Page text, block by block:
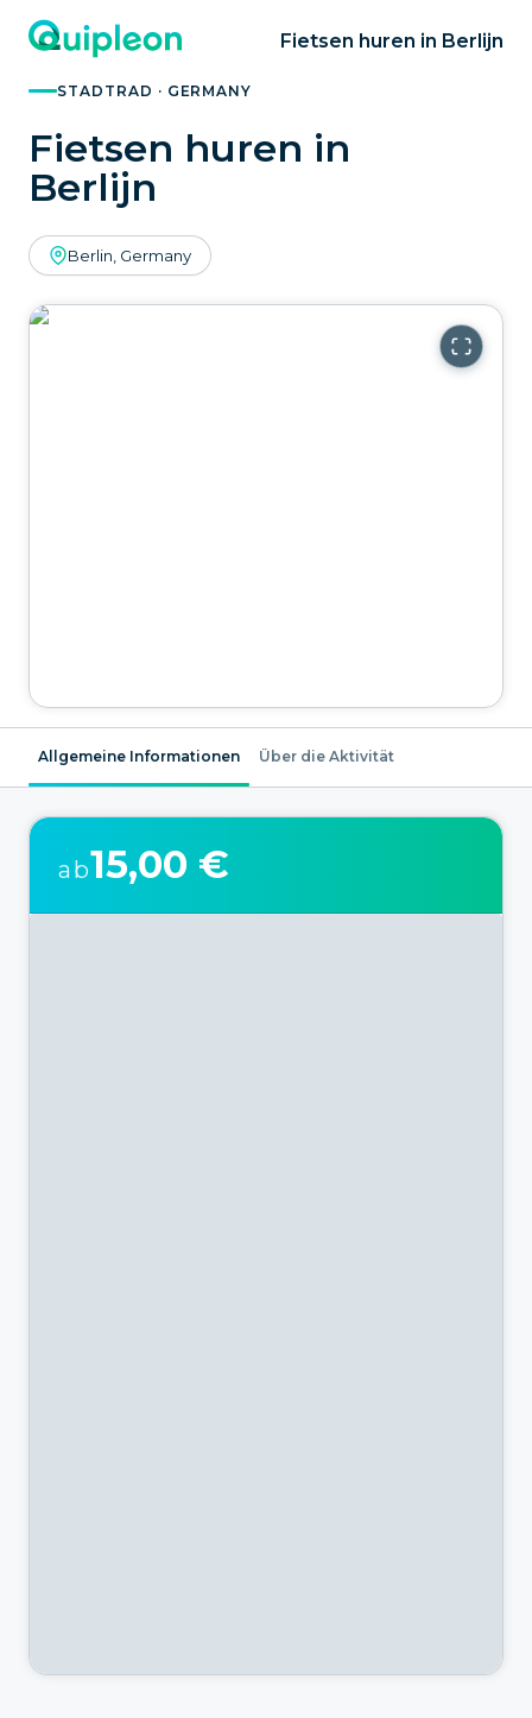
Fietsen huren in Berlijn
STADTRAD · GERMANY
Fietsen huren in
Berlijn
Berlin, Germany
Allgemeine Informationen Über die Aktivität
ab15,00 €